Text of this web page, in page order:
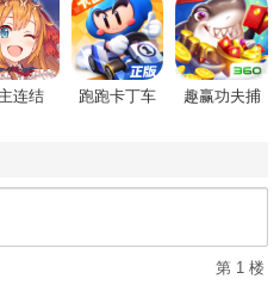
连结 跑跑卡丁车
趣赢功夫捕
第 1 楼